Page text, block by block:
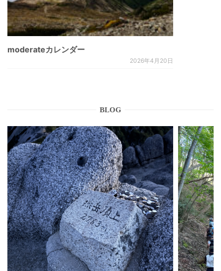
moderateカレンダー
2026年4月20日
BLOG